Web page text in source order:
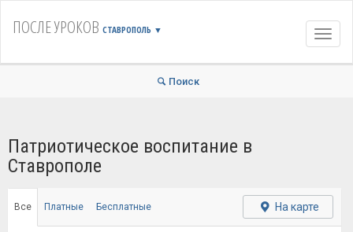
ПОСЛЕ УРОКОВ СТАВРОПОЛЬ ▼
Поиск
Патриотическое воспитание в
Ставрополе
Все Платные Бесплатные На карте